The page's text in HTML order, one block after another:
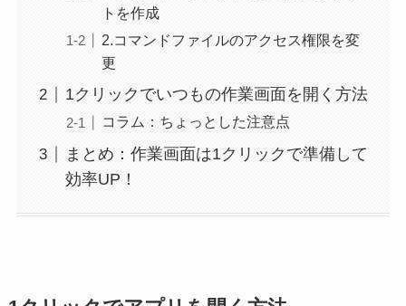
トを作成
2.コマンドファイルのアクセス権限を変
更
1クリックでいつもの作業画面を開く方法
コラム：ちょっとした注意点
まとめ：作業画面は1クリックで準備して
効率UP！